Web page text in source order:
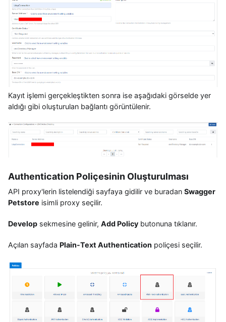
Kayıt işlemi gerçekleştikten sonra ise aşağıdaki görselde yer
aldığı gibi oluşturulan bağlantı görüntülenir.
Authentication Poliçesinin Oluşturulması
API proxy'lerin listelendiği sayfaya gidilir ve buradan Swagger
Petstore isimli proxy seçilir.
Develop sekmesine gelinir, Add Policy butonuna tıklanır.
Açılan sayfada Plain-Text Authentication poliçesi seçilir.